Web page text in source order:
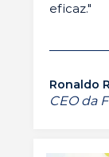
eficaz."
Ronaldo
CEO da